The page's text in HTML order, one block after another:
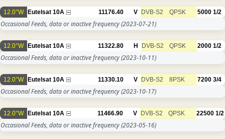
12.0°W Eutelsat 10A 11176.40 V DVB-S2 QPSK 5000 1/2
Occasional Feeds, data or inactive frequency(2023-07-21)
12.0°W Eutelsat 10A 11322.80 H DVB-S2 QPSK 2000 1/2
Occasional Feeds, data or inactive frequency(2023-10-11)
12.0°W Eutelsat 10A 11330.10 V DVB-S2 8PSK 7200 3/4
Occasional Feeds, data or inactive frequency(2023-10-17)
12.0°W Eutelsat 10A 11466.90 V DVB-S2 QPSK 22500 1/2
Occasional Feeds, data or inactive frequency(2023-05-16)